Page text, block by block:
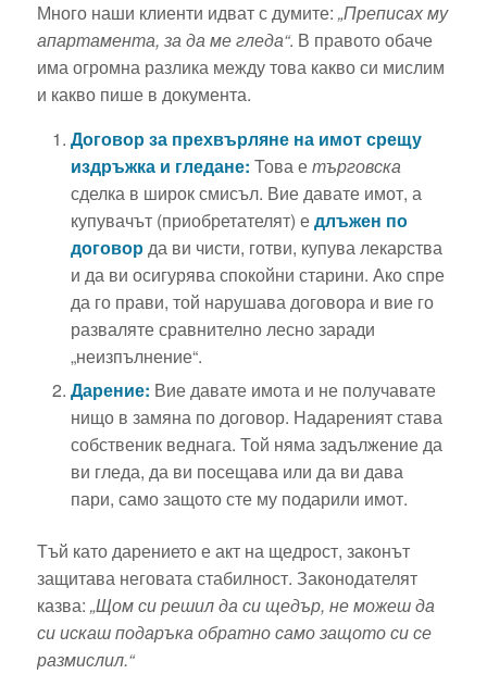
Много наши клиенти идват с думите: „Преписах му
апартамента, за да ме гледа“. В правото обаче
има огромна разлика между това какво си мислим
и какво пише в документа.
Договор за прехвърляне на имот срещу
издръжка и гледане: Това етърговска
сделка в широк смисъл. Вие давате имот, а
купувачът (приобретателят) едлъжен по
договор да ви чисти, готви, купува лекарства
и да ви осигурява спокойни старини. Ако спре
да го прави, той нарушава договора и вие го
разваляте сравнително лесно заради
„неизпълнение“.
Дарение: Вие давате имота и не получавате
нищо в замяна по договор. Надареният става
собственик веднага. Той няма задължение да
ви гледа, да ви посещава или да ви дава
пари, само защото сте му подарили имот.
Тъй като дарението е акт на щедрост, законът
защитава неговата стабилност. Законодателят
казва: „Щом си решил да си щедър, не можеш да
си искаш подаръка обратно само защото си се
размислил.“